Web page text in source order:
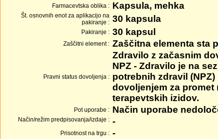
Farmacevtska oblika : Kapsula, mehka
Št. osnovnih enot za aplikacijo na
pakiranje : 30 kapsula
Pakiranje : 30 kapsul
Zaščitni element : Zaščitna elementa sta
Pravni status dovoljenja :
Zdravilo z začasnim
NPZ - Zdravilo je na
potrebnih zdravil
dovoljenjem za
terapevtskih izidov.
Pot uporabe : Način uporabe
Način/režim predpisovanja/izdaje : -
Prisotnost na trgu : -